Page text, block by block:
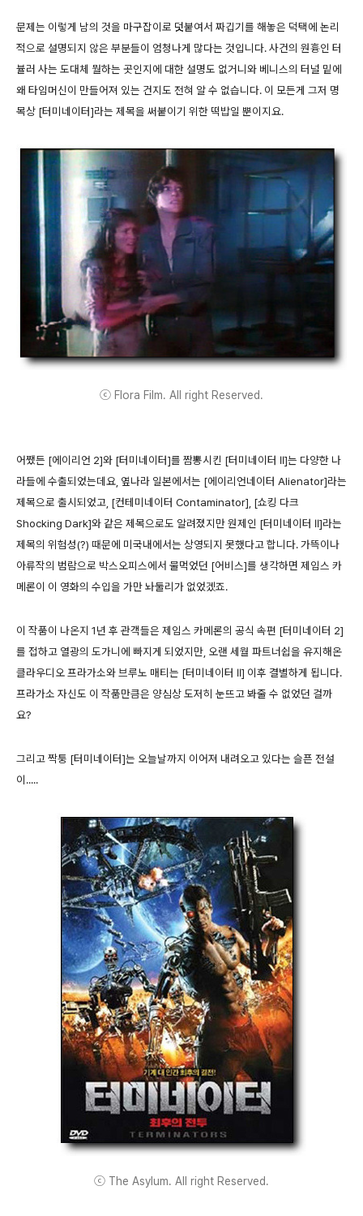
문제는 이렇게 남의 것을 마구잡이로 덧붙여서 짜깁기를 해놓은 덕택에 논리
적으로 설명되지 않은 부분들이 엄청나게 많다는 것입니다. 사건의 원흉인 터
뷸러 사는 도대체 뭘하는 곳인지에 대한 설명도 없거니와 베니스의 터널 밑에
왜 타임머신이 만들어져 있는 건지도 전혀 알 수 없습니다. 이 모든게 그저 명
목상 [터미네이터]라는 제목을 써붙이기 위한 떡밥일 뿐이지요.
ⓒ Flora Film. All right Reserved.
어쨌든 [에이리언 2]와 [터미네이터]를 짬뽕시킨 [터미네이터 II]는 다양한 나
라들에 수출되었는데요, 옆나라 일본에서는 [에이리언네이터 Alienator]라는
제목으로 출시되었고, [컨테미네이터 Contaminator], [쇼킹 다크
Shocking Dark]와 같은 제목으로도 알려졌지만 원제인 [터미네이터 II]라는
제목의 위험성(?) 때문에 미국내에서는 상영되지 못했다고 합니다. 가뜩이나
아류작의 범람으로 박스오피스에서 물먹었던 [어비스]를 생각하면 제임스 카
메론이 이 영화의 수입을 가만 놔둘리가 없었겠죠.
이 작품이 나온지 1년 후 관객들은 제임스 카메론의 공식 속편 [터미네이터 2]
를 접하고 열광의 도가니에 빠지게 되었지만, 오랜 세월 파트너쉽을 유지해온
클라우디오 프라가소와 브루노 매티는 [터미네이터 II] 이후 결별하게 됩니다.
프라가소 자신도 이 작품만큼은 양심상 도저히 눈뜨고 봐줄 수 없었던 걸까
요?
그리고 짝퉁 [터미네이터]는 오늘날까지 이어져 내려오고 있다는 슬픈 전설
이.....
ⓒ The Asylum. All right Reserved.